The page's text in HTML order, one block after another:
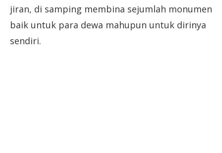
jiran, di samping membina sejumlah monumen
baik untuk para dewa mahupun untuk dirinya
sendiri.